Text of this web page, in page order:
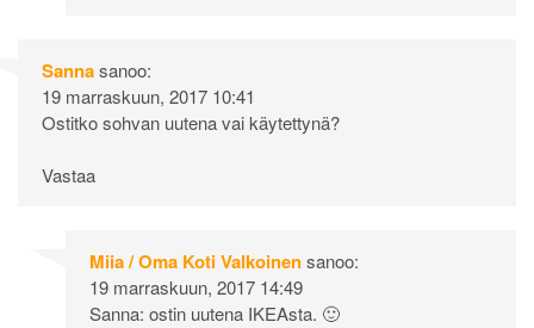
Sannasanoo:
19 marraskuun, 2017 10:41
Ostitko sohvan uutena vai käytettynä?
Vastaa
Miia / Oma Koti Valkoinensanoo:
19 marraskuun, 2017 14:49
Sanna: ostin uutena IKEAsta. 🙂